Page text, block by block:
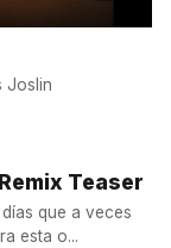
Chris Joslin
Teaser
que a veces
esta o...